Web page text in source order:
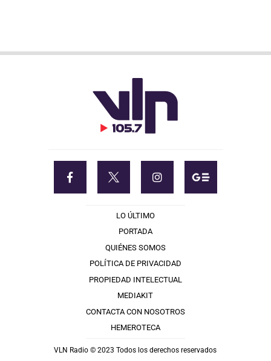
LO ÚLTIMO
PORTADA
QUIÉNES SOMOS
POLÍTICA DE PRIVACIDAD
PROPIEDAD INTELECTUAL
MEDIAKIT
CONTACTA CON NOSOTROS
HEMEROTECA
VLN Radio © 2023 Todos los derechos reservados